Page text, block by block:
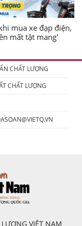
mua xe đạp điện,
mất tật mang'
CHẤT LƯỢNG
CHẤT LƯỢNG
LƯỢNG VIỆT NAM